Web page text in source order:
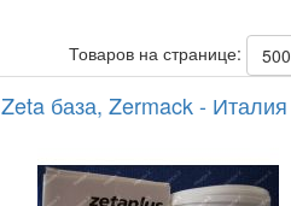
Товаров на странице: 500
Zeta база, Zermack - Италия